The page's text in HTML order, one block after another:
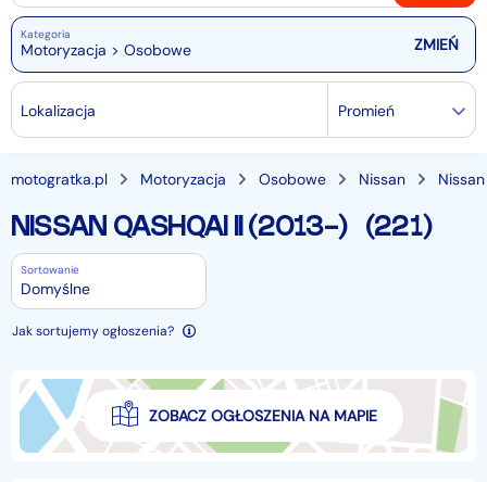
Kategoria
Motoryzacja > Osobowe
Lokalizacja Promień
motogratka.pl Motoryzacja Osobowe Nissan
NISSAN QASHQAI II (2013-) (221)
Sortowanie
Domyślne
Jak sortujemy ogłoszenia?
ZOBACZ OGŁOSZENIA NA MAPIE